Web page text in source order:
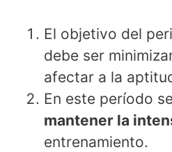
El objetivo del
debe ser
afectar a la
En este período
mantener la
entrenamiento.